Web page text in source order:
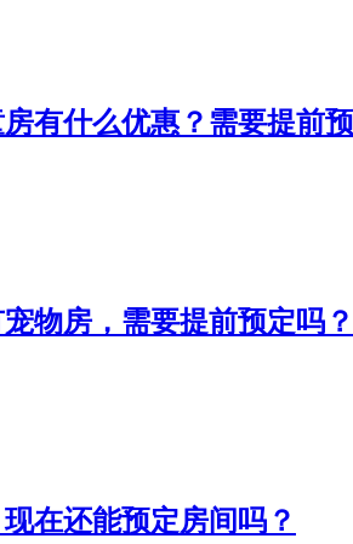
有什么优惠？需要提前
物房，需要提前预定吗
在还能预定房间吗？